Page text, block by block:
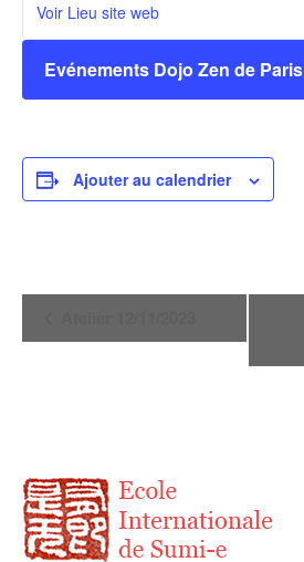
Voir Lieu site web
Evénements Dojo Zen de Paris
Ajouter au calendrier
Évènement